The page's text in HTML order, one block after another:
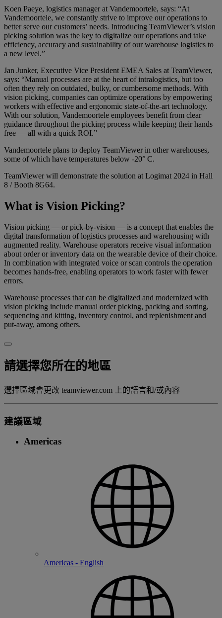
Koen Paeye, logistics manager at Vandemoortele, says: “At
Vandemoortele, we constantly strive to improve our operations to
better serve our customers’ needs. Introducing TeamViewer’s vision
picking solution was the key to digitalize our operations and take
efficiency, accuracy and sustainability of our warehouse logistics to
a new level.”
Jan Junker, Executive Vice President EMEA Sales at TeamViewer,
says: “Manual processes are at the heart of intralogistics, but too
often they rely on outdated, bulky, or cumbersome methods. With
vision picking, companies can optimize operations by empowering
workers with effective and ergonomic state-of-the-art technology.
With our solution, Vandemoortele employees benefit from clear
guidance throughout the picking process while keeping their hands
free — all with a quick ROI.”
Vandemoortele plans to deploy TeamViewer in other warehouses,
some of which have temperatures below -20° C.
TeamViewer will demonstrate the solution at Logimat 2024 in Hall
8 / Booth 8G64.
What is Vision Picking?
Vision picking — or pick-by-vision — is a concept that enables the
digital transformation of logistics processes and warehousing with
augmented reality. Warehouse operators receive visual information
about order or inventory data on the wearable device of their choice.
In combination with integrated voice or scan controls the operation
becomes hands-free, enabling operators to work faster with fewer
errors.
Warehouse processes that can be digitalized and modernized with
vision picking include manual order picking, packing and sorting,
sequencing and kitting, inventory control, and replenishment and
put-away, among others.
請選擇您所在的地區
選擇區域會更改 teamviewer.com 上的語言和/或內容
建議區域
Americas
Americas - English